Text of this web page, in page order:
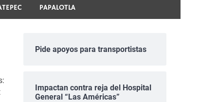
PAPALOTLA
Pide apoyos para transportistas
Impactan contra reja del Hospital
General “Las Américas”